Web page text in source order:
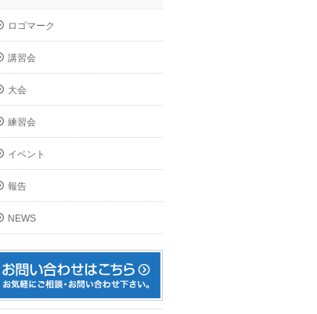
ロゴマーク
講習会
大会
練習会
イベント
報告
NEWS